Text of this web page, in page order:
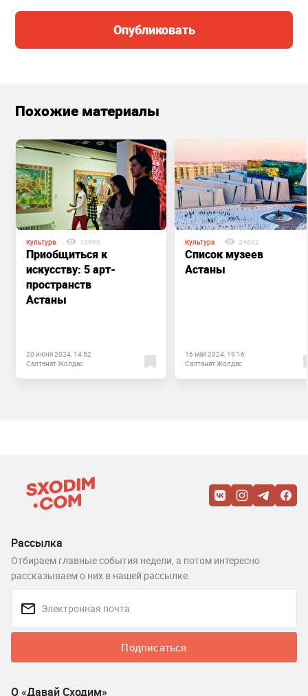
Опубликовать
Похожие материалы
Культура 13990
Приобщиться к
искусству: 5 арт-
пространств
Астаны
20 июня 2024, 14:52
Салтанат Жолдас
Культура 24692
Список музеев
Астаны
16 мая 2024, 19:16
Салтанат Жолдас
Рассылка
Отбираем главные события недели, а потом интересно
рассказываем о них в нашей рассылке.
Подписаться
О «Давай Сходим»